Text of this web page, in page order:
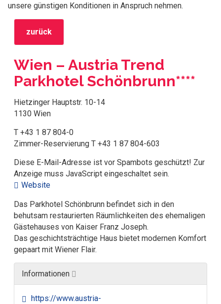
unsere günstigen Konditionen in Anspruch nehmen.
zurück
Wien – Austria Trend
Parkhotel Schönbrunn****
Hietzinger Hauptstr. 10-14
1130 Wien
T +43 1 87 804-0
Zimmer-Reservierung T +43 1 87 804-603
Diese E-Mail-Adresse ist vor Spambots geschützt! Zur
Anzeige muss JavaScript eingeschaltet sein.
Website
Das Parkhotel Schönbrunn befindet sich in den
behutsam restaurierten Räumlichkeiten des ehemaligen
Gästehauses von Kaiser Franz Joseph.
Das geschichtsträchtige Haus bietet modernen Komfort
gepaart mit Wiener Flair.
Informationen
https://www.austria-